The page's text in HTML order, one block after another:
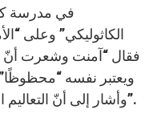
في مدرسة
الكاثوليكي” وعلى
فقال “آمنت وشعرت أنّ
ويعتبر نفسه “محظوظًا”
وأشار إلى أنّ التعاليم التي تلقاها كانت “مفيدة ومشجعة”.